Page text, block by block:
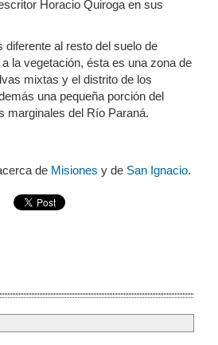
Horacio Quiroga en sus
diferente al resto del suelo de
la vegetación, ésta es una zona de
mixtas y el distrito de los
una pequeña porción del
marginales del Río Paraná.
de Misiones y de San Ignacio.